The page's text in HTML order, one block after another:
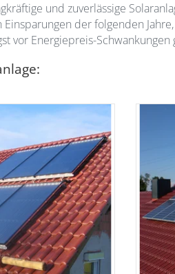
und zuverlässige
der folgenden
vor Energiepreis-